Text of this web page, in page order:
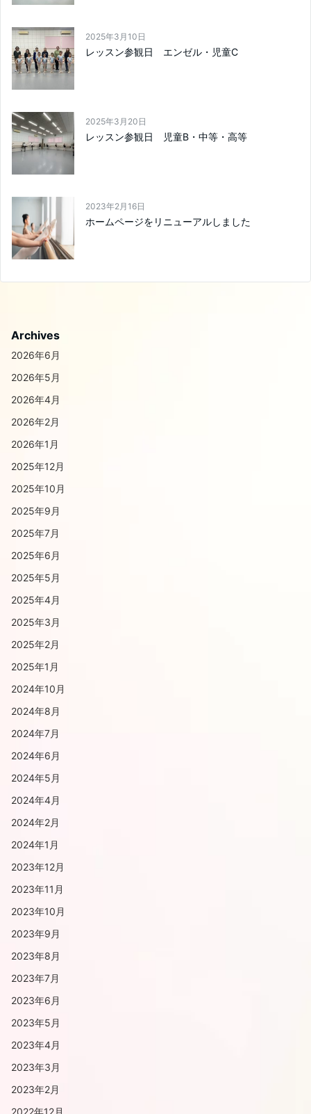
2025年3月10日
レッスン参観日 エンゼル・児童C
2025年3月20日
レッスン参観日 児童B・中等・高等
2023年2月16日
ホームページをリニューアルしました
Archives
2026年6月
2026年5月
2026年4月
2026年2月
2026年1月
2025年12月
2025年10月
2025年9月
2025年7月
2025年6月
2025年5月
2025年4月
2025年3月
2025年2月
2025年1月
2024年10月
2024年8月
2024年7月
2024年6月
2024年5月
2024年4月
2024年2月
2024年1月
2023年12月
2023年11月
2023年10月
2023年9月
2023年8月
2023年7月
2023年6月
2023年5月
2023年4月
2023年3月
2023年2月
2022年12月